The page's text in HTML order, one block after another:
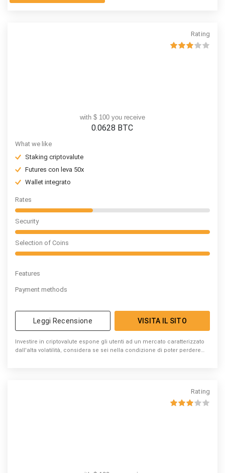
Rating
with $ 100 you receive
0.0628 BTC
What we like
Staking criptovalute
Futures con leva 50x
Wallet integrato
Rates
Security
Selection of Coins
Features
Payment methods
Leggi Recensione VISITA IL SITO
Investire in criptovalute espone gli utenti ad un mercato caratterizzato
dall'alta volatilità, considera se sei nella condizione di poter perdere
Rating